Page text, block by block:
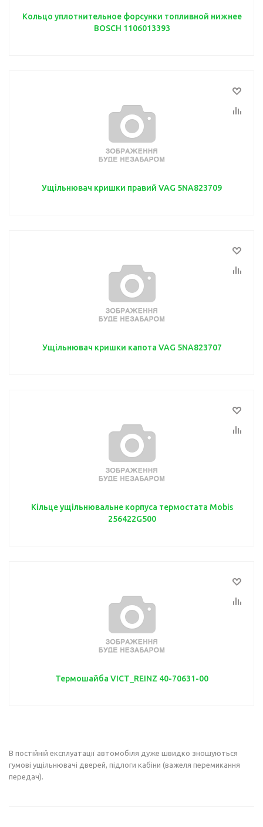
Кольцо уплотнительное форсунки топливной нижнее
BOSCH 1106013393
Ущільнювач кришки правий VAG 5NA823709
Ущільнювач кришки капота VAG 5NA823707
Кільце ущільнювальне корпуса термостата Mobis
256422G500
Термошайба VICT_REINZ 40-70631-00
В постійній експлуатації автомобіля дуже швидко зношуються
гумові ущільнювачі дверей, підлоги кабіни (важеля перемикання
передач).